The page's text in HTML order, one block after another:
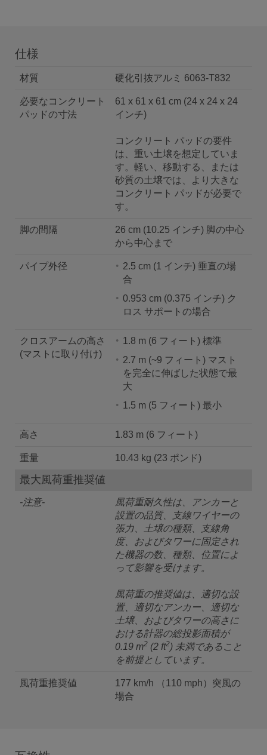
仕様
材質 硬化引抜アルミ 6063-T832
必要なコンクリート
パッドの寸法
61 x 61 x 61 cm (24 x 24 x 24
インチ)
コンクリート パッドの要件
は、重い土壌を想定していま
す。軽い、移動する、または
砂質の土壌では、より大きな
コンクリート パッドが必要で
す。
脚の間隔
26 cm (10.25 インチ) 脚の中心
から中心まで
パイプ外径
2.5 cm (1 インチ) 垂直の場
合
0.953 cm (0.375 インチ) ク
ロス サポートの場合
クロスアームの高さ
(マストに取り付け)
1.8 m (6 フィート) 標準
2.7 m (~9 フィート) マスト
を完全に伸ばした状態で最
大
1.5 m (5 フィート) 最小
高さ 1.83 m (6 フィート)
重量 10.43 kg (23 ポンド)
最大風荷重推奨値
-注意-
風荷重耐久性は、アンカーと
設置の品質、支線ワイヤーの
張力、土壌の種類、支線角
度、およびタワーに固定され
た機器の数、種類、位置によ
って影響を受けます。
風荷重の推奨値は、適切な設
置、適切なアンカー、適切な
土壌、およびタワーの高さに
おける計器の総投影面積が
0.19 m2 (2 ft2) 未満であること
を前提としています。
風荷重推奨値
177 km/h （110 mph）突風の
場合